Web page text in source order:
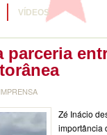
VÍDEOS
parceria
Zé Inácio
importância